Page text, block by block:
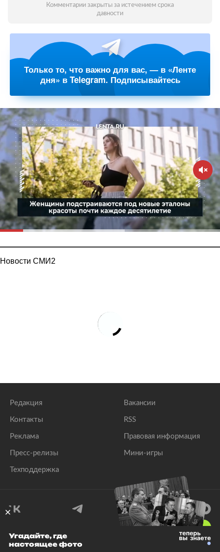
Комментарии закрыты за истечением срока
давности
Только то, что важно для вас, — в «Ленте
дня» в Telegram. Подписывайтесь
Новости СМИ2
Редакция
Контакты
Реклама
Пресс-релизы
Техподдержка
Вакансии
RSS
Правовая информация
Мини-игры
© 1999–2026 Все права защищены.
Угадайте, где
настоящее фото